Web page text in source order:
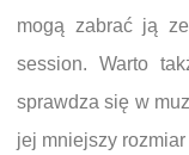
mogą zabrać ją
session. Warto
sprawdza się w
jej mniejszy rozmiar